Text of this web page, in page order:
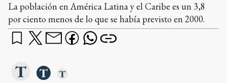
La población en América Latina y el Caribe es un 3,8
por ciento menos de lo que se había previsto en 2000.